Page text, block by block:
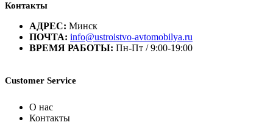
Контакты
АДРЕС: Минск
ПОЧТА: info@ustroistvo-avtomobilya.ru
ВРЕМЯ РАБОТЫ: Пн-Пт / 9:00-19:00
Customer Service
О нас
Контакты